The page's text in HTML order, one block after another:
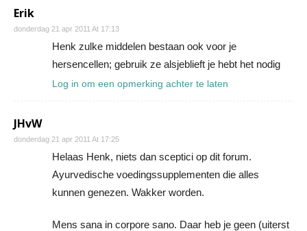
Erik
donderdag 21 apr 2011 At 17:13
Henk zulke middelen bestaan ook voor je
hersencellen; gebruik ze alsjeblieft je hebt het nodig
Log in om een opmerking achter te laten
JHvW
donderdag 21 apr 2011 At 17:25
Helaas Henk, niets dan sceptici op dit forum.
Ayurvedische voedingssupplementen die alles
kunnen genezen. Wakker worden.
Mens sana in corpore sano. Daar heb je geen (uiterst